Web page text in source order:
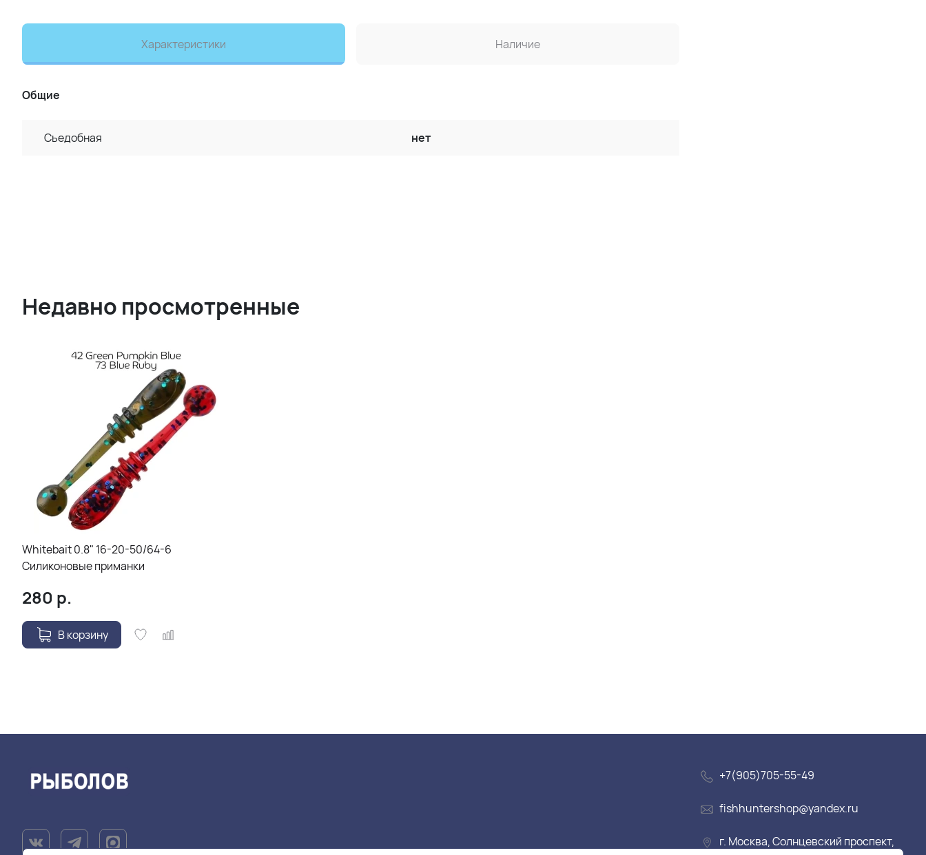
Характеристики Наличие
Общие
Сьедобная нет
Недавно просмотренные
Whitebait 0.8" 16-20-50/64-6
Силиконовые приманки
280 р.
В корзину
+7(905)705-55-49
fishhuntershop@yandex.ru
г. Москва, Солнцевский проспект,